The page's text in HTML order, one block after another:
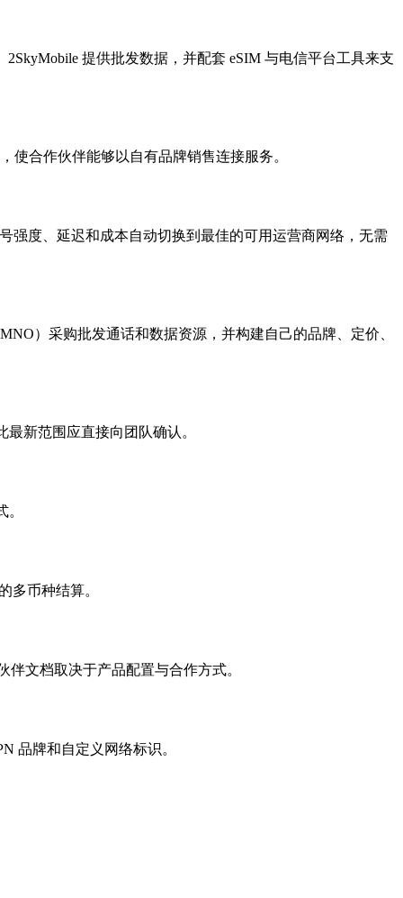
提供批发数据，并配套 eSIM 与电信平台工具来支
使合作伙伴能够以自有品牌销售连接服务。
强度、延迟和成本自动切换到最佳的可用运营商网络，无需
）采购批发通话和数据资源，并构建自己的品牌、定价、
新范围应直接向团队确认。
多币种结算。
文档取决于产品配置与合作方式。
品牌和自定义网络标识。